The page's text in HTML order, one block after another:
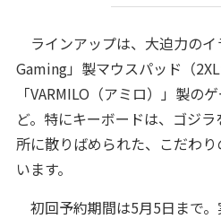
ラインアップは、大迫力の
Gaming」製マウスパッド（
「VARMILO（アミロ）」製の
ど。特にキーボードは、ゴジ
所に散りばめられた、こだわ
います。
初回予約期間は5月5日まで